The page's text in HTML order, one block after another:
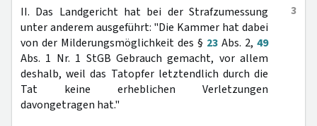
3
II. Das Landgericht hat bei der Strafzumessung
unter anderem ausgeführt: "Die Kammer hat dabei
von der Milderungsmöglichkeit des § 23 Abs. 2, 49
Abs. 1 Nr. 1 StGB Gebrauch gemacht, vor allem
deshalb, weil das Tatopfer letztendlich durch die
Tat keine erheblichen Verletzungen
davongetragen hat."